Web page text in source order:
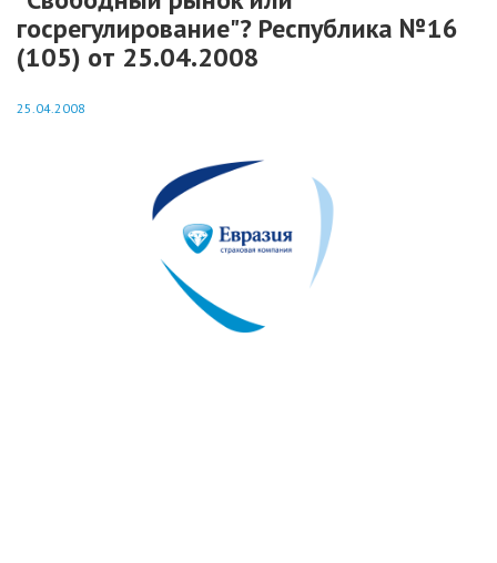
госрегулирование"? Республика №16
(105) от 25.04.2008
25.04.2008